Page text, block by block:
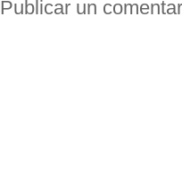
Publicar un